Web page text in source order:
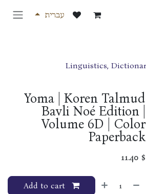
עברית
Yoma | Koren Talmud
Bavli Noé Edition |
Volume 6D | Color
Paperback
$
11.40